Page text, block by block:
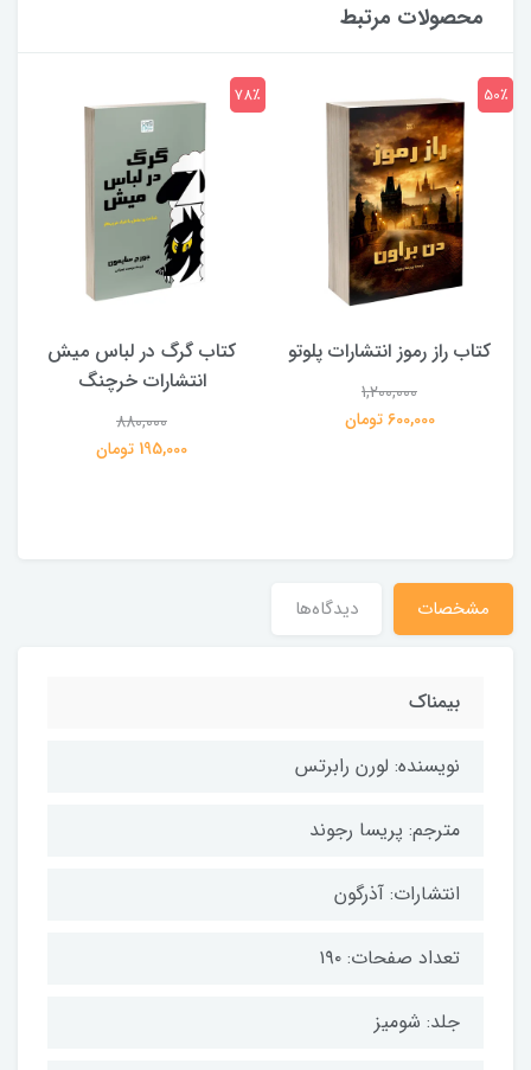
محصولات مرتبط
کتاب راز رموز انتشارات پلوتو
1,200,000
600,000 تومان
50٪
کتاب گرگ در لباس میش
انتشارات خرچنگ
880,000
195,000 تومان
78٪
مشخصات دیدگاه‌ها
بیمناک
نویسنده: لورن رابرتس
مترجم: پریسا رجوند
انتشارات: آذرگون
تعداد صفحات: ۱۹۰
جلد: شومیز